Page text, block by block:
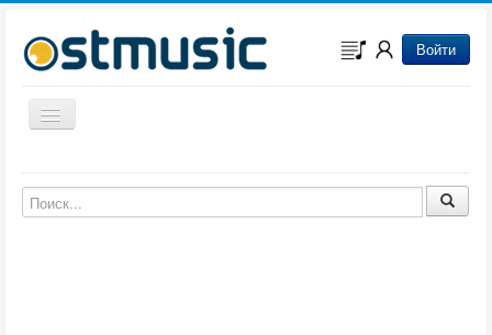
Войти
Включить/выключить навигацию
Музыка из мультфильмов
Музыка из сериалов